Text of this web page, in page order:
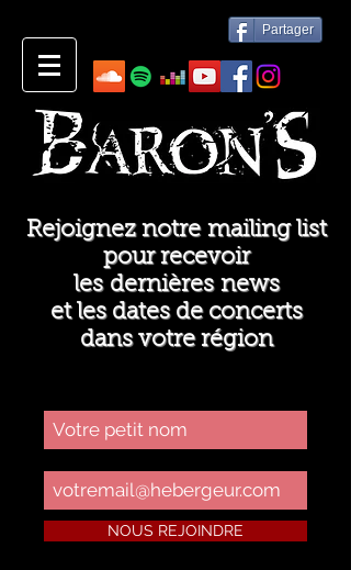
Partager
Rejoignez notre mailing list
pour recevoir
les dernières news
et les dates de concerts
dans votre région
NOUS REJOINDRE